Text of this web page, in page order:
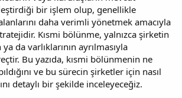
bir işlem olup, genellikle
daha verimli yönetmek amacıyla
Kısmi bölünme, yalnızca şirketin
da varlıklarının ayrılmasıyla
Bu yazıda, kısmi bölünmenin ne
ve bu sürecin şirketler için nasıl
detaylı bir şekilde inceleyeceğiz.